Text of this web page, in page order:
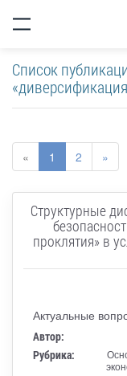
Список
« 1 2 »
Структурные
проклятия» в
Актуальные
Автор:
Рубрика: